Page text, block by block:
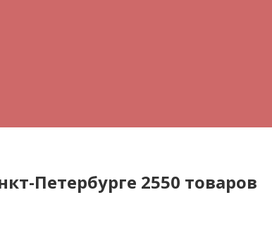
Петербурге 2550 товаров